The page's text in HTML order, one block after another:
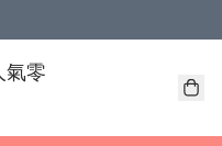
本地送貨、本地取貨 )
氣零